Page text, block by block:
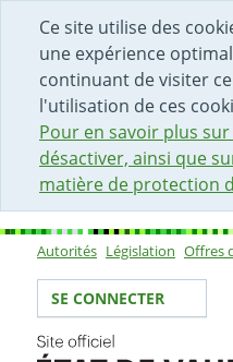
Ce site utilise des
une expérience
continuant de visiter
l'utilisation de ces
Pour en savoir plus
désactiver, ainsi que
matière de protection
DÉBUT DU CONTENU
ACCÈS AU CHAMP DE
PAGE D'ACCUEIL
FORMULAIRE DE
Sous-
Autorités Législation Offres
Votre identité
SE CONNECTER